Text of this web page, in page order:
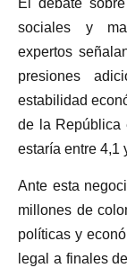
El debate
sociales y
expertos
presiones
estabilidad
de la República
estaría entre 4,1
Ante esta
millones de
políticas y
legal a finales